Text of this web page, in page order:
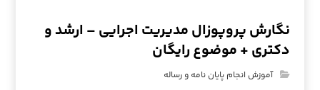
نگارش پروپوزال مدیریت اجرایی – ارشد و
دکتری + موضوع رایگان
آموزش انجام پایان نامه و رساله